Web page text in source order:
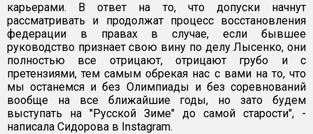
карьерами. В ответ на то, что допуски начнут
рассматривать и продолжат процесс восстановления
федерации в правах в случае, если бывшее
руководство признает свою вину по делу Лысенко, они
полностью все отрицают, отрицают грубо и с
претензиями, тем самым обрекая нас с вами на то, что
мы останемся и без Олимпиады и без соревнований
вообще на все ближайшие годы, но зато будем
выступать на "Русской Зиме" до самой старости", -
написала Сидорова в Instagram.